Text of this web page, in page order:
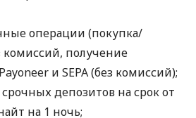
операции (покупка/
комиссий, получение
и SEPA (без комиссий);
депозитов на срок от
на 1 ночь;